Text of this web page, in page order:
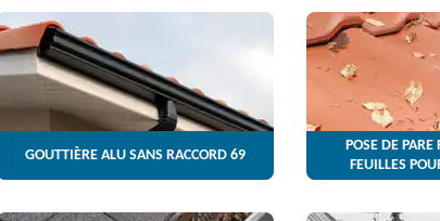
GOUTTIÈRE ALU SANS RACCORD 69
POSE DE PARE
FEUILLES